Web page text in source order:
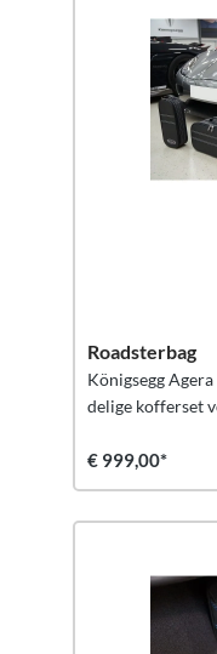
Roadsterbag
Königsegg
delige kofferset
€ 999,00*